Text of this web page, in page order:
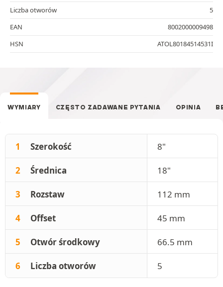
Liczba otworów
5
EAN
8002000009498
HSN
ATOL80184514531I
WYMIARY CZĘSTO ZADAWANE PYTANIA OPINIA
1 Szerokość 8"
2 Średnica 18"
3 Rozstaw 112 mm
4 Offset 45 mm
5 Otwór środkowy 66.5 mm
6 Liczba otworów 5